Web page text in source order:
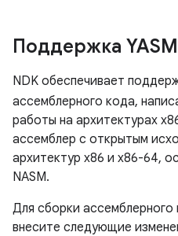
Поддержка
NDK обеспечивает
ассемблерного кода,
работы на архитектурах
ассемблер с открытым
архитектур x86 и x86-64,
NASM.
Для сборки
внесите следующие